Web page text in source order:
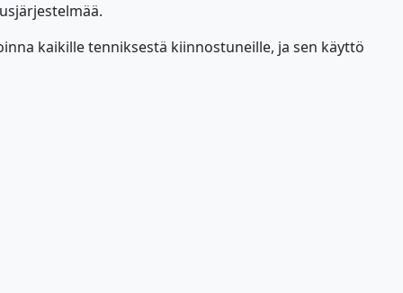
kaikille tenniksestä kiinnostuneille, ja sen käyttö